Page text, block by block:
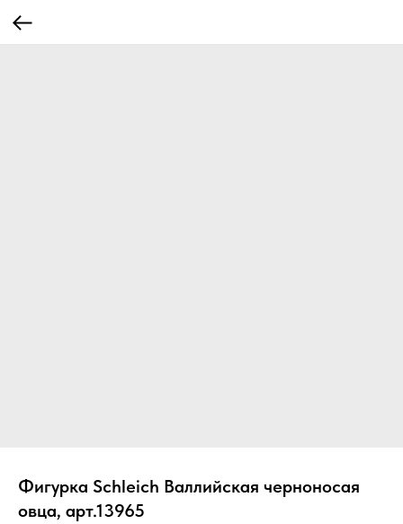
Фигурка Schleich Валлийская черноносая
овца, арт.13965